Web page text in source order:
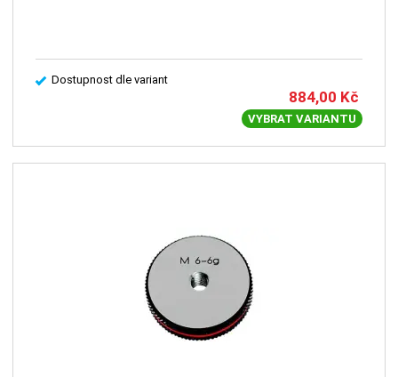
Dostupnost dle variant
884,00 Kč
VYBRAT VARIANTU